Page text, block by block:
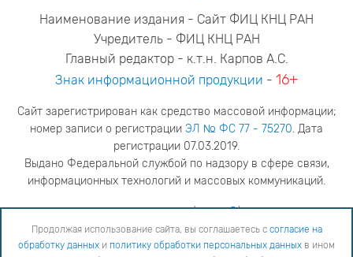
Наименование издания - Сайт ФИЦ КНЦ РАН
Учредитель - ФИЦ КНЦ РАН
Главный редактор - к.т.н. Карпов А.С.
Знак информационной продукции - 16+
Сайт зарегистрирован как средство массовой информации;
номер записи о регистрации ЭЛ № ФС 77 - 75270. Дата
регистрации 07.03.2019.
Выдано Федеральной службой по надзору в сфере связи,
информационных технологий и массовых коммуникаций.
адрес редакцииya.stogova@ksc.ru
телефон редакции81555-79-516
Продолжая использование сайта, вы соглашаетесь с согласие на
обработку данных и политику обработки персональных данных в ином